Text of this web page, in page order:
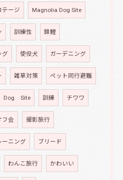
テージ Magnolia Dog Site
訓練性 錦鯉
グ 使役犬 ガーデニング
雑草対策 ペット同行避難
Dog Site 訓練 チワワ
フ会 撮影旅行
ーニング ブリード
わんこ旅行 かわいい